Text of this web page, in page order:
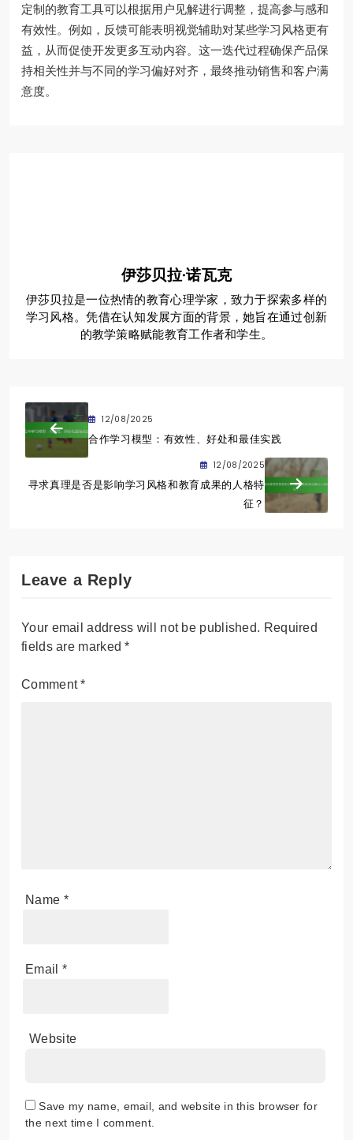
定制的教育工具可以根据用户见解进行调整，提高参与感和
有效性。例如，反馈可能表明视觉辅助对某些学习风格更有
益，从而促使开发更多互动内容。这一迭代过程确保产品保
持相关性并与不同的学习偏好对齐，最终推动销售和客户满
意度。
伊莎贝拉·诺瓦克
伊莎贝拉是一位热情的教育心理学家，致力于探索多样的
学习风格。凭借在认知发展方面的背景，她旨在通过创新
的教学策略赋能教育工作者和学生。
12/08/2025
合作学习模型：有效性、好处和最佳实践
12/08/2025
寻求真理是否是影响学习风格和教育成果的人格特
征？
Leave a Reply
Your email address will not be published. Required
fields are marked*
Comment*
Name *
Email *
Website
Save my name, email, and website in this browser for
the next time I comment.